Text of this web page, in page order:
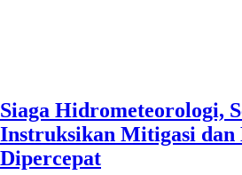
Siaga Hidrometeorologi,
Instruksikan Mitigasi dan
Dipercepat